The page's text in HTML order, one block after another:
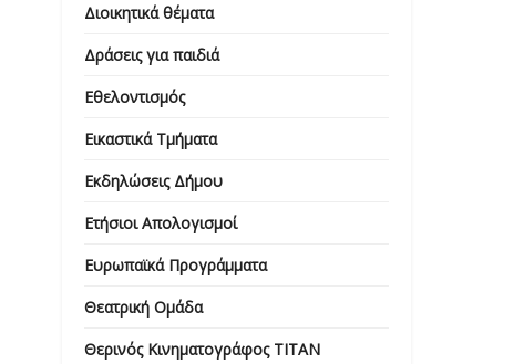
Διοικητικά θέματα
Δράσεις για παιδιά
Εθελοντισμός
Εικαστικά Τμήματα
Εκδηλώσεις Δήμου
Ετήσιοι Απολογισμοί
Ευρωπαϊκά Προγράμματα
Θεατρική Ομάδα
Θερινός Κινηματογράφος ΤΙΤΑΝ